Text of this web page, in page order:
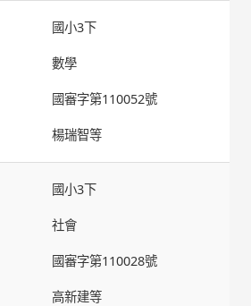
國小3下
數學
國審字第110052號
楊瑞智等
國小3下
社會
國審字第110028號
高新建等